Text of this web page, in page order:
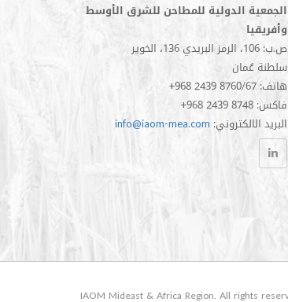
الجمعية الدولية للمطاحن للشرق الأوسط
وأفريقيا
ص.ب: 106، الرمز البريدي 136، الخوير
سلطنة عُمان
+968 2439 8760/67 :هاتف
+968 2439 8748 :فاكس
info@iaom-mea.com :البريد الالكتروني